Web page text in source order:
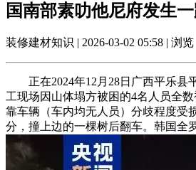
国南部素叻他尼府发生
装修建材知识 | 2026-03-02 05:58 | 浏览
正在2024年12月28日广西平乐县
工现场因山体塌方被困的4名人员全
靠车辆（车内均无人员）分歧程度受
分，撞上边的一棵树后翻车。韩国全